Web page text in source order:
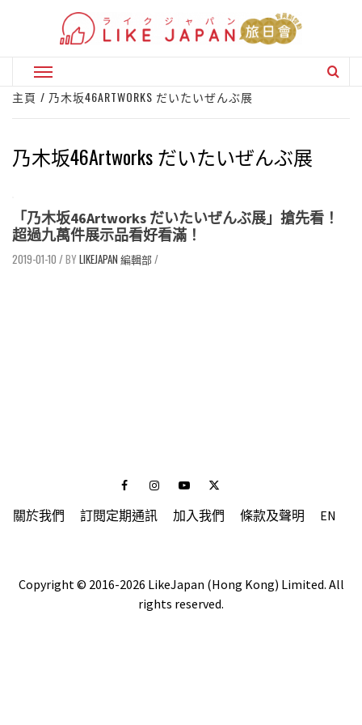
Primary
Menu
主頁 乃木坂46ARTWORKS だいたいぜんぶ展
乃木坂46Artworks だいたいぜんぶ展
「乃木坂46Artworks だいたいぜんぶ展」搶先看！
超過九萬件展示品看好看滿！
2019-01-10 / LIKEJAPAN 編輯部/
FacebookInstagramYoutubeTwitter
關於我們 訂閱定期通訊 加入我們 條款及聲明 EN
Copyright © 2016-2026 LikeJapan (Hong Kong) Limited. All
rights reserved.